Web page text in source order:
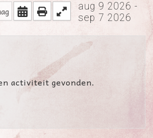
aug 9 2026 -
sep 7 2026
activiteit gevonden.